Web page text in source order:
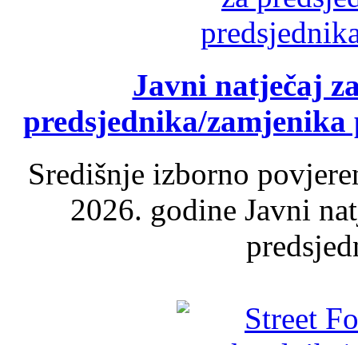
Javni natječaj
predsjednika/
Središnje izborno
2026. godine Javni